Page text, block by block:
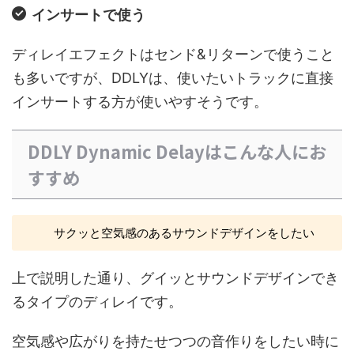
インサートで使う
ディレイエフェクトはセンド&リターンで使うこと
も多いですが、DDLYは、使いたいトラックに直接
インサートする方が使いやすそうです。
DDLY Dynamic Delayはこんな人にお
すすめ
サクッと空気感のあるサウンドデザインをしたい
上で説明した通り、グイッとサウンドデザインでき
るタイプのディレイです。
空気感や広がりを持たせつつの音作りをしたい時に